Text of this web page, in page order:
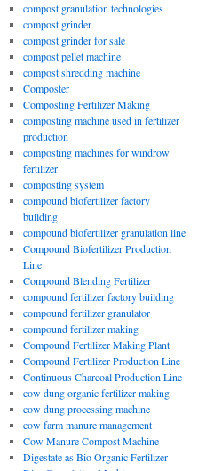
compost granulation technologies
compost grinder
compost grinder for sale
compost pellet machine
compost shredding machine
Composter
Composting Fertilizer Making
composting machine used in fertilizer
production
composting machines for windrow
fertilizer
composting system
compound biofertilizer factory
building
compound biofertilizer granulation line
Compound Biofertilizer Production
Line
Compound Blending Fertilizer
compound fertilizer factory building
compound fertilizer granulator
compound fertilizer making
Compound Fertilizer Making Plant
Compound Fertilizer Production Line
Continuous Charcoal Production Line
cow dung organic fertilizer making
cow dung processing machine
cow farm manure management
Cow Manure Compost Machine
Digestate as Bio Organic Fertilizer